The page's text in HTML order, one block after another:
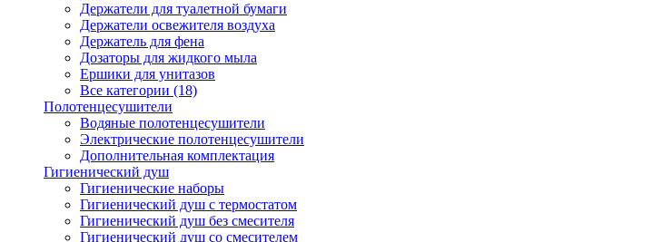
Держатели для туалетной бумаги
Держатели освежителя воздуха
Держатель для фена
Дозаторы для жидкого мыла
Ершики для унитазов
Все категории (18)
Полотенцесушители
Водяные полотенцесушители
Электрические полотенцесушители
Дополнительная комплектация
Гигиенический душ
Гигиенические наборы
Гигиенический душ с термостатом
Гигиенический душ без смесителя
Гигиенический душ со смесителем